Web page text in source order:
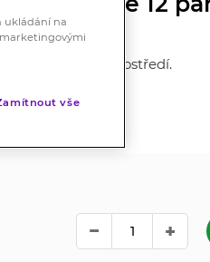
v chladném prostředí.
ukládání na
vše